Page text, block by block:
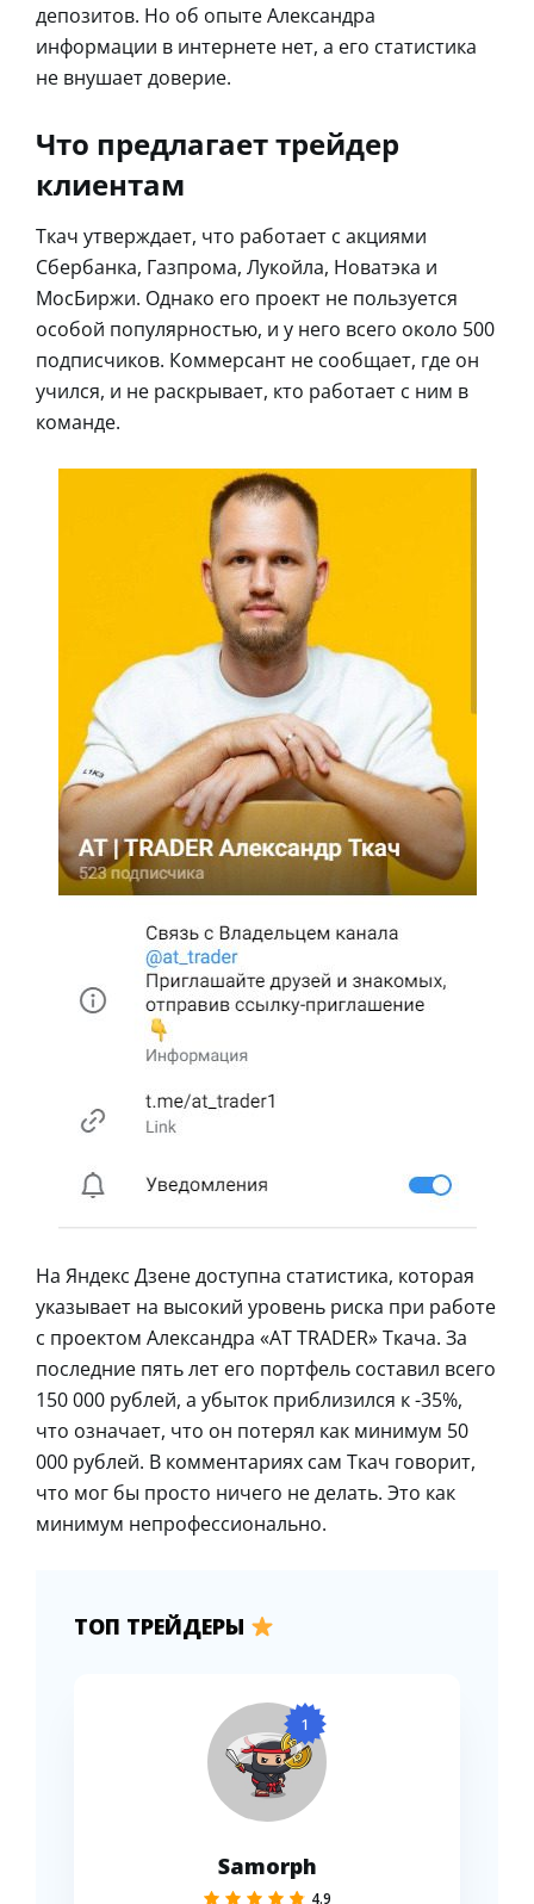
депозитов. Но об опыте Александра
информации в интернете нет, а его статистика
не внушает доверие.
Что предлагает трейдер
клиентам
Ткач утверждает, что работает с акциями
Сбербанка, Газпрома, Лукойла, Новатэка и
МосБиржи. Однако его проект не пользуется
особой популярностью, и у него всего около 500
подписчиков. Коммерсант не сообщает, где он
учился, и не раскрывает, кто работает с ним в
команде.
На Яндекс Дзене доступна статистика, которая
указывает на высокий уровень риска при работе
с проектом Александра «AT TRADER» Ткача. За
последние пять лет его портфель составил всего
150 000 рублей, а убыток приблизился к -35%,
что означает, что он потерял как минимум 50
000 рублей. В комментариях сам Ткач говорит,
что мог бы просто ничего не делать. Это как
минимум непрофессионально.
ТОП ТРЕЙДЕРЫ
1
Samorph
4.9